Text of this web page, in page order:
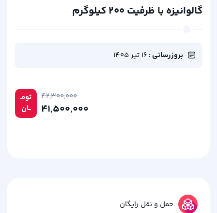
گالوانیزه با ظرفیت 200 کیلوگرم
بروزرسانی : 16 تیر 1405
تومـ
ــان
۴۲,۳۰۰,۰۰۰
حمل و نقل رایگان